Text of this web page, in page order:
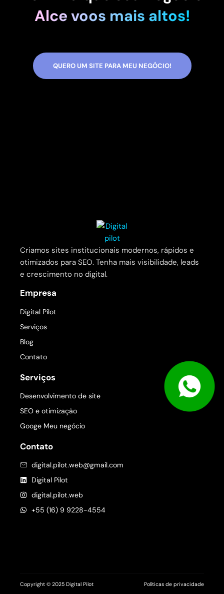
Alce voos mais altos!
QUERO UM SITE PARA MEU NEGÓCIO!
Criamos sites institucionais modernos, rápidos e
otimizados para SEO. Tenha mais visibilidade, leads
e crescimento no digital.
Empresa
Digital Pilot
Serviços
Blog
Contato
Serviços
Desenvolvimento de site
SEO e otimização
Googe Meu negócio
Contato
digital.pilot.web@gmail.com
Digital Pilot
digital.pilot.web
+55 (16) 9 9228-4554
Copyright © 2025 Digital Pilot Políticas de privacidade